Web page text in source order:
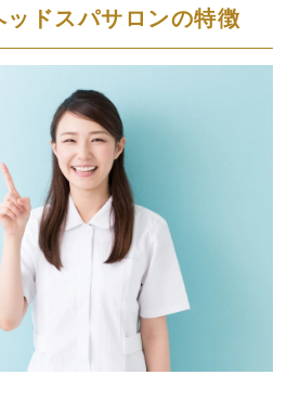
ドスパサロンの特徴